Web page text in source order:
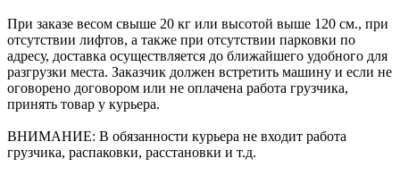
При заказе весом свыше 20 кг или высотой выше 120 см., при
отсутствии лифтов, а также при отсутствии парковки по
адресу, доставка осуществляется до ближайшего удобного для
разгрузки места. Заказчик должен встретить машину и если не
оговорено договором или не оплачена работа грузчика,
принять товар у курьера.
ВНИМАНИЕ: В обязанности курьера не входит работа
грузчика, распаковки, расстановки и т.д.